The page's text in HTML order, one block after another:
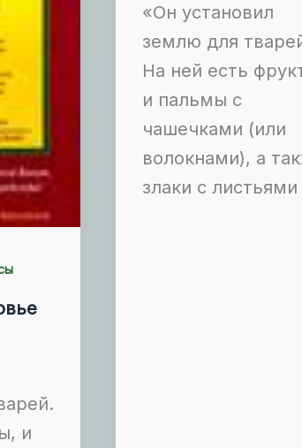
и
«Он установил
землю для
На ней есть
и пальмы с
чашечками (или
волокнами), а
злаки с листьями